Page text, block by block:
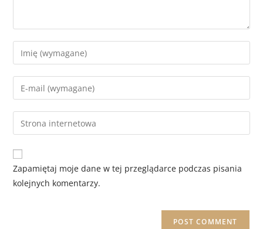
Zapamiętaj moje dane w tej przeglądarce podczas pisania
kolejnych komentarzy.